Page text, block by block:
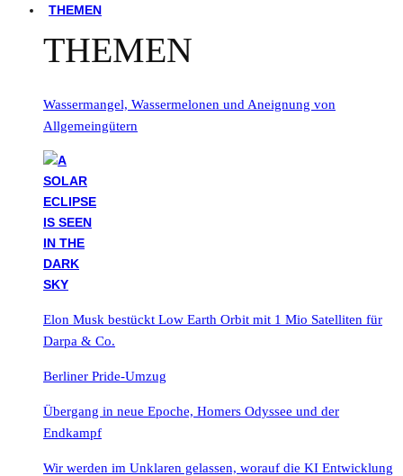
THEMEN
THEMEN
Wassermangel, Wassermelonen und Aneignung von
Allgemeingütern
Elon Musk bestückt Low Earth Orbit mit 1 Mio Satelliten für
Darpa & Co.
Berliner Pride-Umzug
Übergang in neue Epoche, Homers Odyssee und der
Endkampf
Wir werden im Unklaren gelassen, worauf die KI Entwicklung